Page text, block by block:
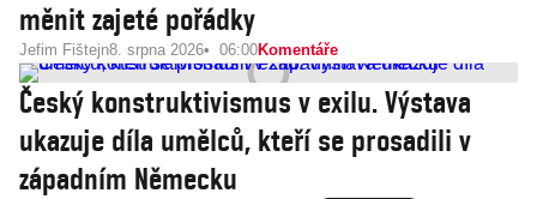
měnit zajeté pořádky
Jefim Fištejn8. srpna 2026 06:00Komentáře
Český konstruktivismus v exilu. Výstava
ukazuje díla umělců, kteří se prosadili v
západním Německu